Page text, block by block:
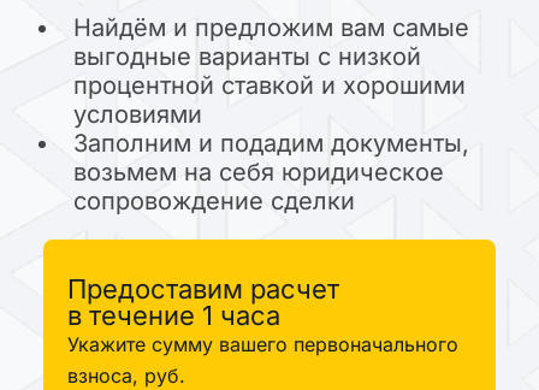
Найдём и предложим вам самые
выгодные варианты с низкой
процентной ставкой и хорошими
условиями
Заполним и подадим документы,
возьмем на себя юридическое
сопровождение сделки
Предоставим расчет
в течение 1 часа
Укажите сумму вашего первоначального
взноса, руб.